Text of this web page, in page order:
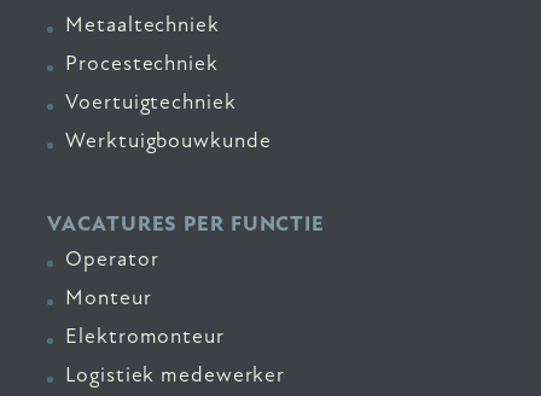
Metaaltechniek
Procestechniek
Voertuigtechniek
Werktuigbouwkunde
VACATURES PER FUNCTIE
Operator
Monteur
Elektromonteur
Logistiek medewerker